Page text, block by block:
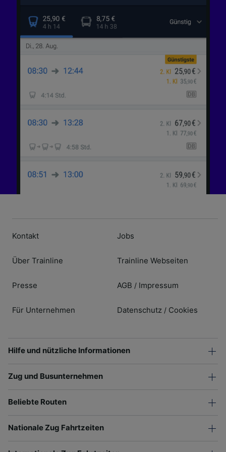
Kontakt
Über Trainline
Presse
Für Unternehmen
Jobs
Trainline Webseiten
AGB / Impressum
Datenschutz / Cookies
Hilfe und nützliche Informationen
Zug und Busunternehmen
Beliebte Routen
Nationale Zug Fahrtzeiten